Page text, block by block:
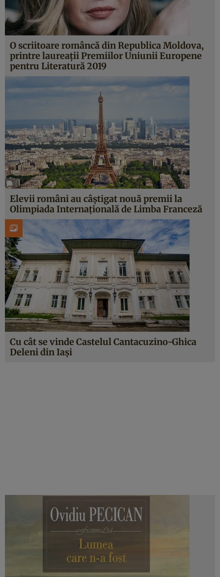
O scriitoare româncă din Republica Moldova,
printre laureaţii Premiilor Uniunii Europene
pentru Literatură 2019
Elevii români au câştigat nouă premii la
Olimpiada Internaţională de Limba Franceză
Cu cât se vinde Castelul Cantacuzino-Ghica
Deleni din Iaşi